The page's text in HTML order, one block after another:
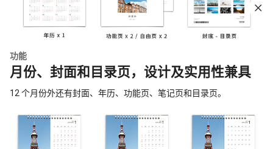
功能
月份、封面和目录页，设计及实用性兼具
12 个月份外还有封面、年历、功能页、笔记页和目录页。